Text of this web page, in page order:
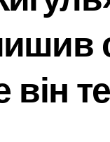
на освіту
на Київщині
надати понад 400
він